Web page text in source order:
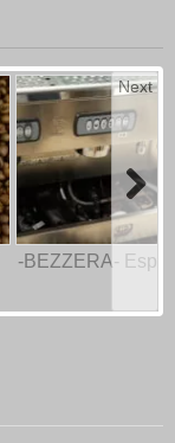
-BEZZERA- Esp…
Next